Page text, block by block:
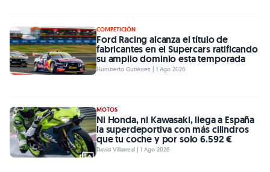
COMPETICIÓN
Ford Racing alcanza el título de
fabricantes en el Supercars ratificando
su amplio dominio esta temporada
Humberto Gutiérrez | 1 Ago 2026
MOTOS
Ni Honda, ni Kawasaki, llega a España
la superdeportiva con más cilindros
que tu coche y por solo 6.592 €
David Villarreal | 1 Ago 2026